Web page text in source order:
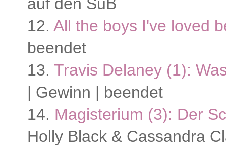
12. All the boys I've loved
beendet
13. Travis Delaney (1):
| Gewinn | beendet
14. Magisterium (3): Der
Holly Black & Cassandra